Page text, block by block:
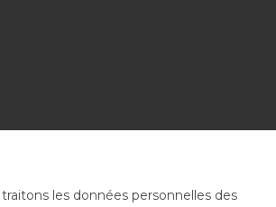
les données personnelles des